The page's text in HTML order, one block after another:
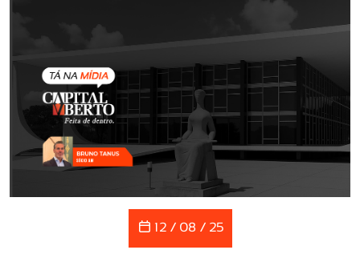
12 / 08 / 25